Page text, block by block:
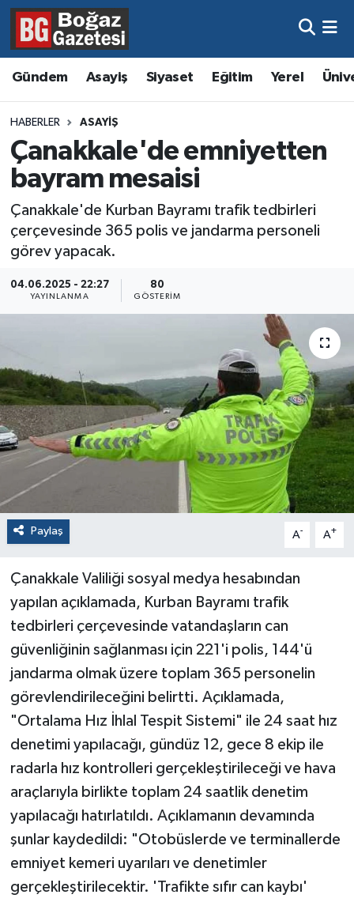
Gündem Asayiş Siyaset Eğitim Yerel
HABERLER ASAYIŞ
Çanakkale'de emniyetten
bayram mesaisi
Çanakkale'de Kurban Bayramı trafik tedbirleri
çerçevesinde 365 polis ve jandarma personeli
görev yapacak.
04.06.2025 - 22:27
YAYINLANMA
80
GÖSTERIM
Paylaş A- A+
Çanakkale Valiliği sosyal medya hesabından
yapılan açıklamada, Kurban Bayramı trafik
tedbirleri çerçevesinde vatandaşların can
güvenliğinin sağlanması için 221'i polis, 144'ü
jandarma olmak üzere toplam 365 personelin
görevlendirileceğini belirtti. Açıklamada,
"Ortalama Hız İhlal Tespit Sistemi" ile 24 saat hız
denetimi yapılacağı, gündüz 12, gece 8 ekip ile
radarla hız kontrolleri gerçekleştirileceği ve hava
araçlarıyla birlikte toplam 24 saatlik denetim
yapılacağı hatırlatıldı. Açıklamanın devamında
şunlar kaydedildi: "Otobüslerde ve terminallerde
emniyet kemeri uyarıları ve denetimler
gerçekleştirilecektir. 'Trafikte sıfır can kaybı'
Asayiş
Eğitim
Ekonomi
Gündem
Magazin
Resmi İlanlar
Hava Durumu
Trafik Durumu
Süper Lig Puan Durumu ve Fikstür
Tüm Manşetler
Son Dakika Haberleri
Haber Arşivi